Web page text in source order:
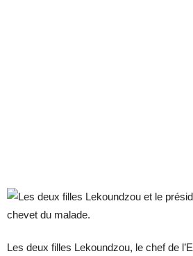
Les deux filles Lekoundzou, le chef de